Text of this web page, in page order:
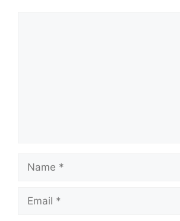
Name
Email